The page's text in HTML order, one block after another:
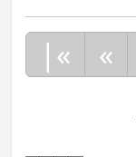
|« «